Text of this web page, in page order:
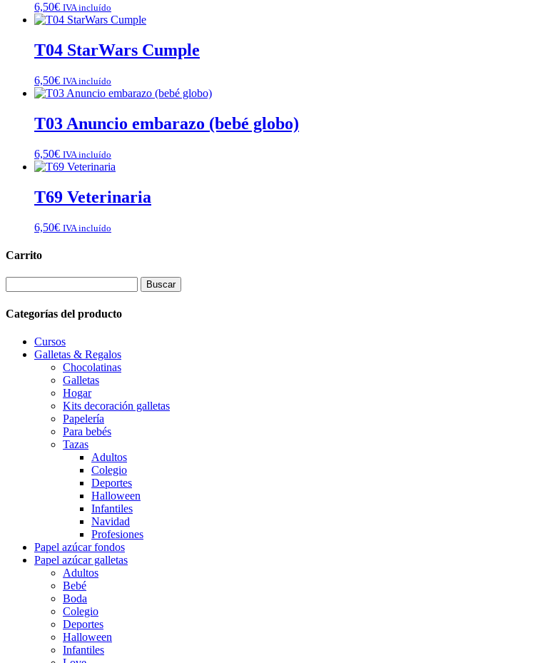
6,50€ IVA incluído
T04 StarWars Cumple
6,50€ IVA incluído
T03 Anuncio embarazo (bebé globo)
6,50€ IVA incluído
T69 Veterinaria
6,50€ IVA incluído
Carrito
Categorías del producto
Cursos
Galletas & Regalos
Chocolatinas
Galletas
Hogar
Kits decoración galletas
Papelería
Para bebés
Tazas
Adultos
Colegio
Deportes
Halloween
Infantiles
Navidad
Profesiones
Papel azúcar fondos
Papel azúcar galletas
Adultos
Bebé
Boda
Colegio
Deportes
Halloween
Infantiles